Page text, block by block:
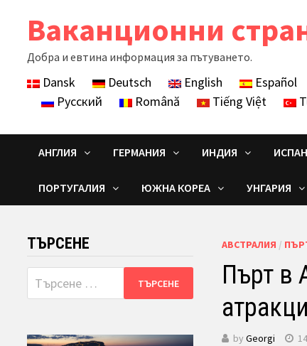
Ваканционни
Добра и евтина информация за пътуването.
Dansk Deutsch English Español
Русский
Română Tiếng Việt
АНГЛИЯ ГЕРМАНИЯ ИНДИЯ
ПОРТУГАЛИЯ ЮЖНА КОРЕА УНГАРИЯ
АВСТРАЛИЯ /
Пърт в
by Georgi
ТЪРСЕНЕ
Търсене
за: